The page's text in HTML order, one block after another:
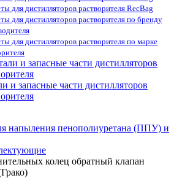
для дистилляторов растворителя RecBag
для дистилляторов растворителя по бренду
для дистилляторов растворителя по марке
и запасные части дистилляторов
напыления пенополиуретана (ППУ) и
колец обратный клапан